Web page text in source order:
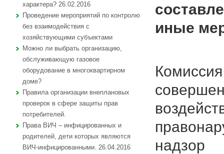
характера? 26.02.2016
Проведение мероприятий по контролю
без взаимодействия с
хозяйствующими субъектами
Можно ли выбрать организацию,
обслуживающую газовое
оборудование в многоквартирном
доме?
Правила организации внеплановых
проверок в сфере защиты прав
потребителей.
Права ВИЧ – инфицированных и
родителей, дети которых являются
ВИЧ-инфицированными. 26.04.2016
иные
надзор